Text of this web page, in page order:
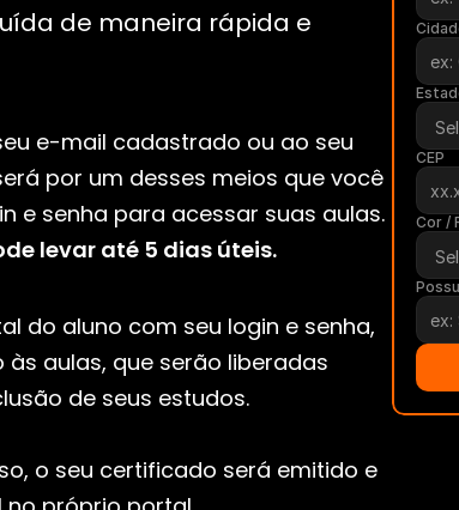
de maneira rápida e
e-mail cadastrado ou ao seu
por um desses meios que você
receberá seu login e senha para acessar suas aulas.
levar até 5 dias úteis.
do aluno com seu login e senha,
aulas, que serão liberadas
de seus estudos.
o seu certificado será emitido e
CEP
Cor /